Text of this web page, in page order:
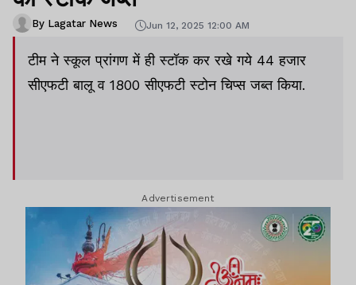
By Lagatar News Jun 12, 2025 12:00 AM
टीम ने स्कूल प्रांगण में ही स्टॉक कर रखे गये 44 हजार
सीएफटी बालू व 1800 सीएफटी स्टोन चिप्स जब्त किया.
Advertisement